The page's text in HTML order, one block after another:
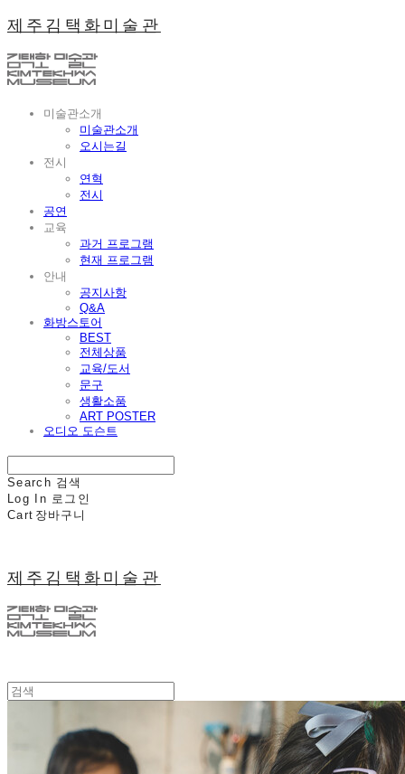
제주김택화미술관
미술관소개
미술관소개
오시는길
전시
연혁
전시
공연
교육
과거 프로그램
현재 프로그램
안내
공지사항
Q&A
화방스토어
BEST
전체상품
교육/도서
문구
생활소품
ART POSTER
오디오 도슨트
Search 검색
Log In 로그인
Cart 장바구니
제주김택화미술관